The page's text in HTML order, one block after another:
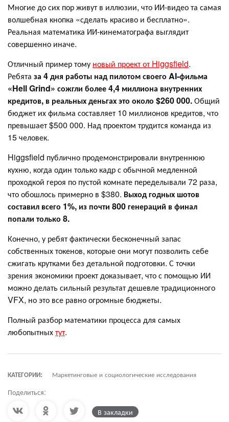
Многие до сих пор живут в иллюзии, что ИИ-видео та самая
волшебная кнопка «сделать красиво и бесплатно».
Реальная математика ИИ-кинематографа выглядит
совершенно иначе.
Отличный пример тому новый проект от Higgsfield.
Ребята за 4 дня работы над пилотом своего AI-фильма
«Hell Grind» сожгли более 4,4 миллиона внутренних
кредитов, в реальных деньгах это около $260 000.Общий
бюджет их фильма составляет 10 миллионов кредитов, что
превышает $500 000. Над проектом трудится команда из
15 человек.
Higgsfield публично продемонстрировали внутреннюю
кухню, когда один только кадр с обычной медленной
проходкой героя по пустой комнате переделывали 72 раза,
что обошлось примерно в $380. Выход годных шотов
составил всего 1%, из почти 800 генераций в финал
попали только 8.
Конечно, у ребят фактически бесконечный запас
собственных токенов, которые они могут позволить себе
сжигать крутками без детальной подготовки. С точки
зрения экономики проект доказывает, что с помощью ИИ
можно делать сильный результат дешевле традиционного
VFX, но это все равно огромные бюджеты.
Полный разбор математики процесса для самых
любопытныхтут.
КАТЕГОРИИ: Маркетинговые и социологические исследования
Поделиться:
В закладки